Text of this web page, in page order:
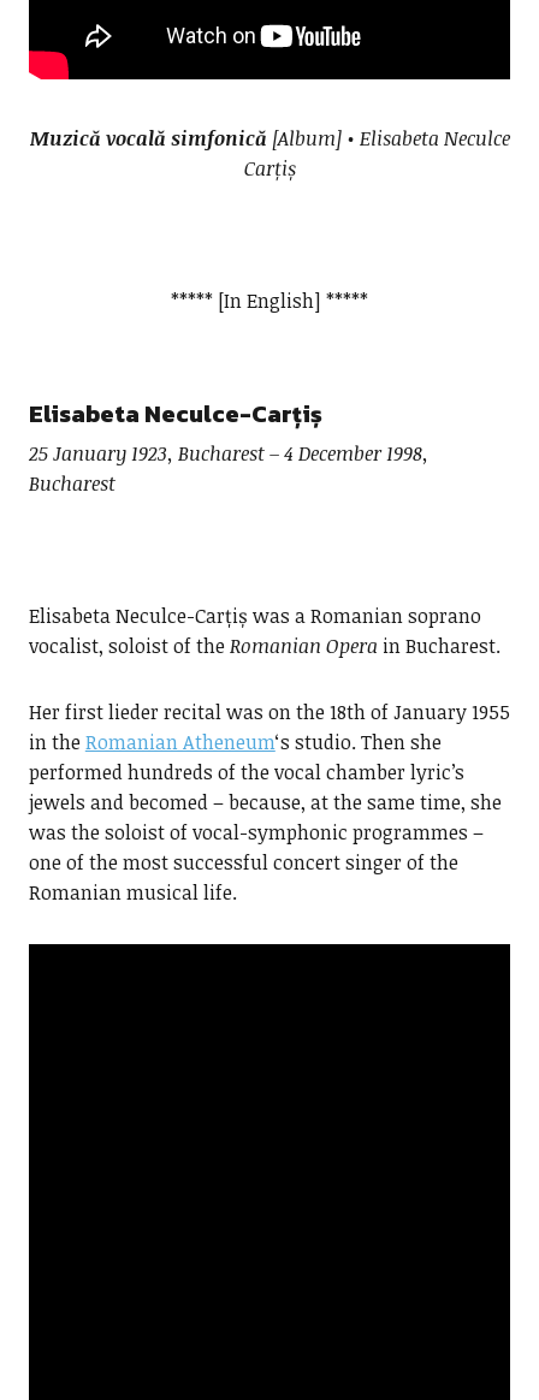
Muzică vocală simfonică [Album] • Elisabeta Neculce
Carțiș
***** [In English] *****
Elisabeta Neculce-Carțiș
25 January 1923, Bucharest – 4 December 1998,
Bucharest
Elisabeta Neculce-Carțiș was a Romanian soprano
vocalist, soloist of theRomanian Opera in Bucharest.
Her first lieder recital was on the 18th of January 1955
in theRomanian Atheneum‘s studio. Then she
performed hundreds of the vocal chamber lyric’s
jewels and becomed – because, at the same time, she
was the soloist of vocal-symphonic programmes –
one of the most successful concert singer of the
Romanian musical life.